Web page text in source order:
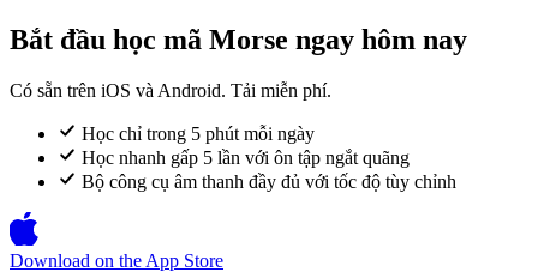
Bắt đầu học mã Morse ngay hôm nay
Có sẵn trên iOS và Android. Tải miễn phí.
Học chỉ trong 5 phút mỗi ngày
Học nhanh gấp 5 lần với ôn tập ngắt quãng
Bộ công cụ âm thanh đầy đủ với tốc độ tùy chỉnh
Download on the App Store